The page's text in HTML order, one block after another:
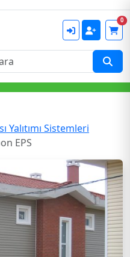
0
Yalıtımı Sistemleri
EPS